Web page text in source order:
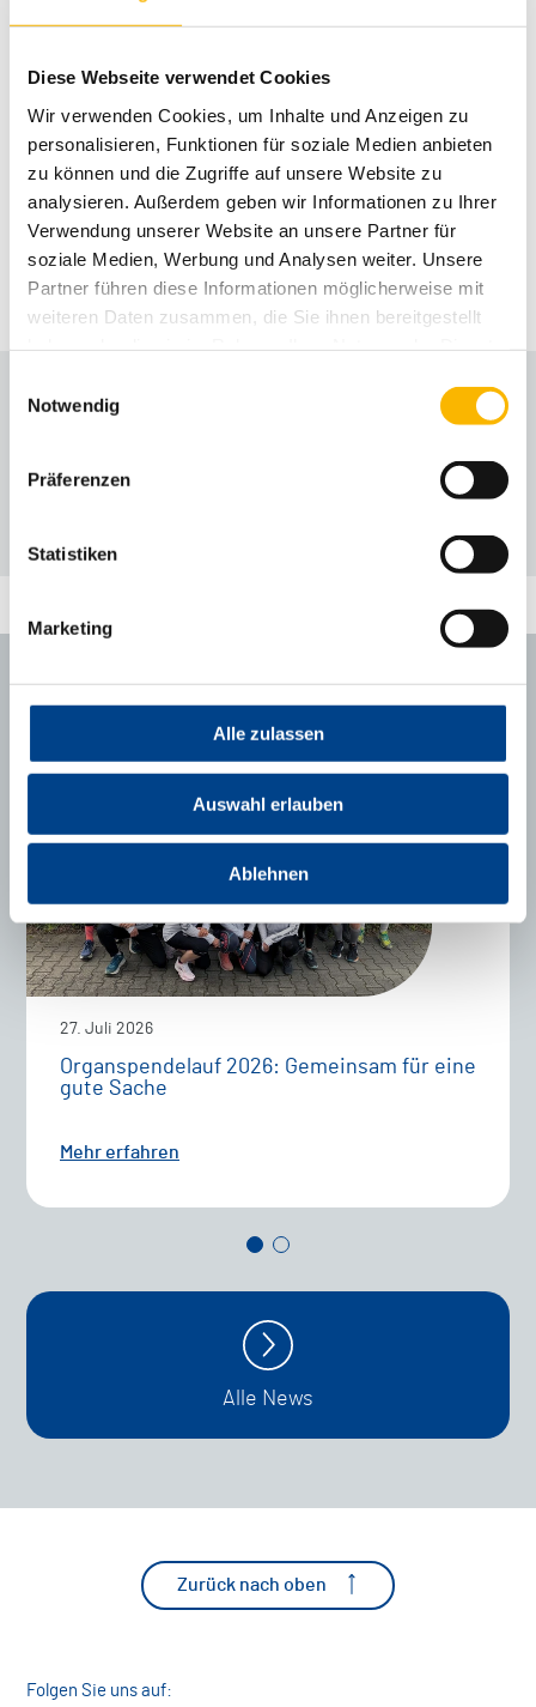
Diese Webseite verwendet Cookies
Wir verwenden Cookies, um Inhalte und Anzeigen zu
personalisieren, Funktionen für soziale Medien anbieten
zu können und die Zugriffe auf unsere Website zu
analysieren. Außerdem geben wir Informationen zu Ihrer
Verwendung unserer Website an unsere Partner für
soziale Medien, Werbung und Analysen weiter. Unsere
Partner führen diese Informationen möglicherweise mit
weiteren Daten zusammen, die Sie ihnen bereitgestellt
Notwendig
Präferenzen
Statistiken
Marketing
Alle zulassen
Auswahl erlauben
Ablehnen
neurologischen Alltag zu setzen.
Links
Programm Neurosymposium 2026
Onlineanmeldung
Programm Neurosymposium 2026
Programm Neurosymposium 2026
27. Juli 2026
Organspendelauf 2026: Gemeinsam für eine
gute Sache
Mehr erfahren
Alle News
Folgen Sie uns auf:
Zurück nach oben